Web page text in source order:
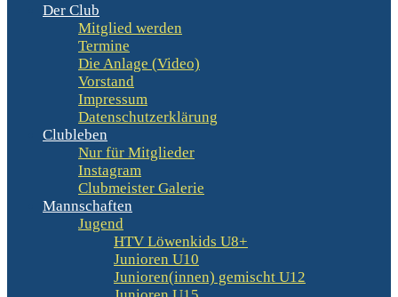
Der Club
Mitglied werden
Termine
Die Anlage (Video)
Vorstand
Impressum
Datenschutzerklärung
Clubleben
Nur für Mitglieder
Instagram
Clubmeister Galerie
Mannschaften
Jugend
HTV Löwenkids U8+
Junioren U10
Junioren(innen) gemischt U12